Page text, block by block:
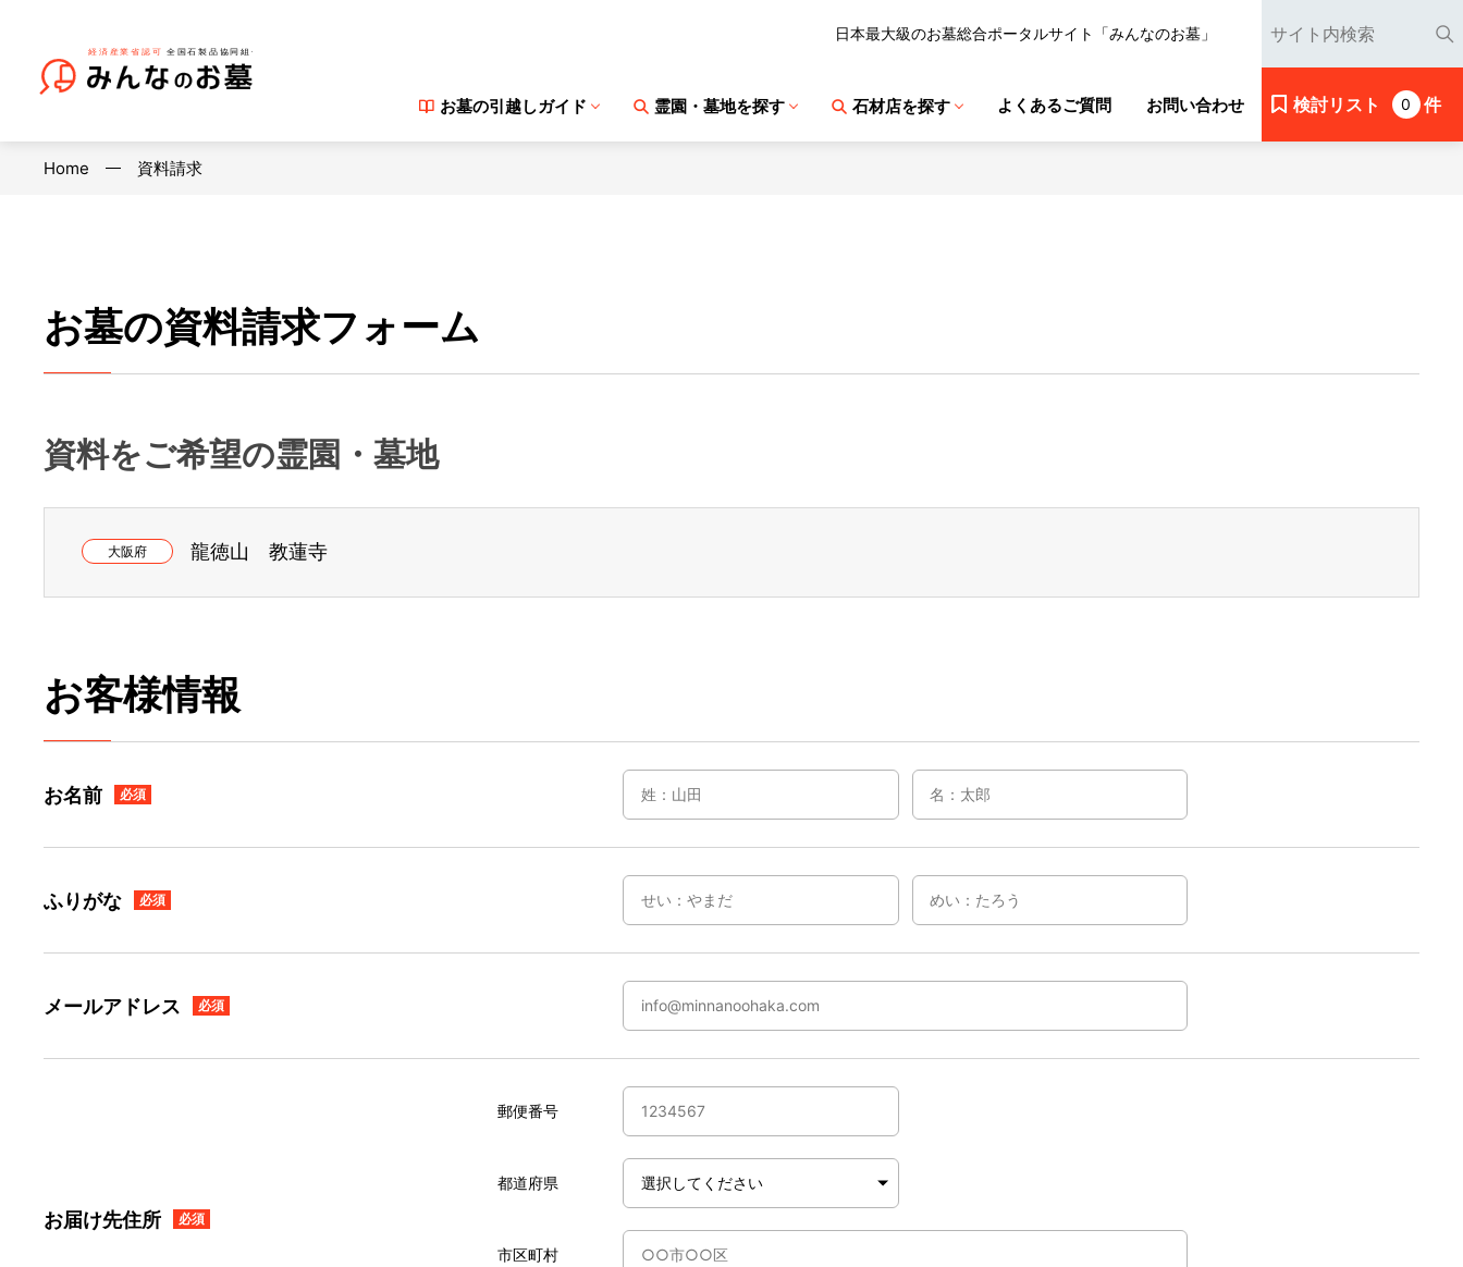
日本最大級のお墓総合ポータルサイト「みんなのお墓」
お墓の引越しガイド 霊園・墓地を探す 石材店を探す よくあるご質問 お問い合わせ 検討リスト 0 件
Home 資料請求
お墓の資料請求フォーム
資料をご希望の霊園・墓地
大阪府 龍徳山 教蓮寺
お客様情報
お名前 必須
ふりがな 必須
メールアドレス 必須
お届け先住所 必須
郵便番号
都道府県
市区町村